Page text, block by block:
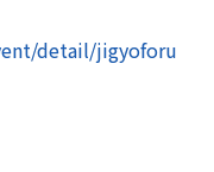
detail/jigyoforu